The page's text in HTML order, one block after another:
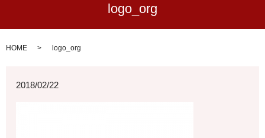
logo_org
HOME logo_org
2018/02/22